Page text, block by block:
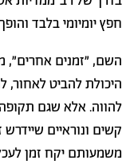
חפץ יומיומי בלבד
השם, ״זמנים אחרים״,
היכולת להביט לאחור,
להווה. אלא שגם תקופה
קשים ונוראיים
משמעותם יקח זמן